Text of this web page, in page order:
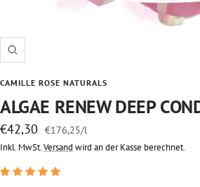
Zoom
CAMILLE ROSE NATURALS
ALGAE RENEW DEEP
Angebotspreis
€42,30 €176,25/l
Inkl. MwSt.Versand wird an der Kasse berechnet.